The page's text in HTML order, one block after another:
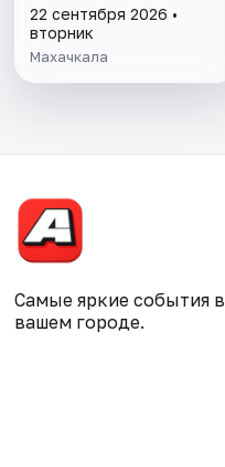
22 сентября 2026 •
вторник
Махачкала
Самые яркие события в
вашем городе.